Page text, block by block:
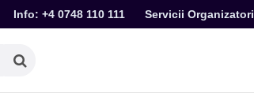
Info: +4 0748 110 111 Servicii Organizatori